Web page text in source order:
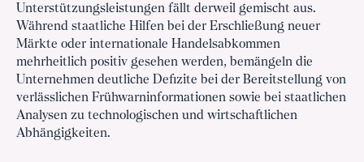
Unterstützungsleistungen fällt derweil gemischt aus.
Während staatliche Hilfen bei der Erschließung neuer
Märkte oder internationale Handelsabkommen
mehrheitlich positiv gesehen werden, bemängeln die
Unternehmen deutliche Defizite bei der Bereitstellung von
verlässlichen Frühwarninformationen sowie bei staatlichen
Analysen zu technologischen und wirtschaftlichen
Abhängigkeiten.